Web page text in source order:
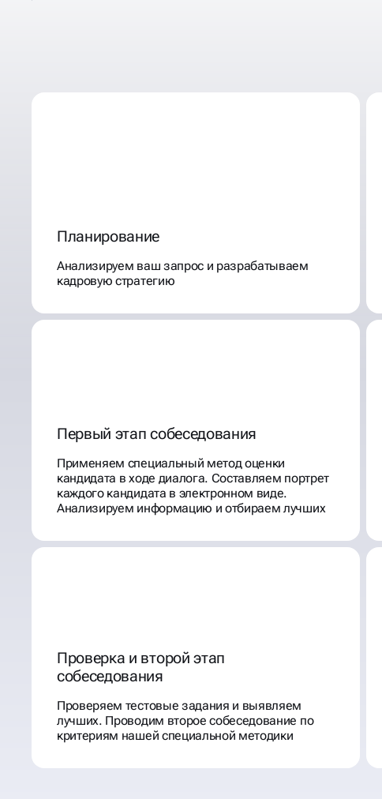
Планирование
Анализируем ваш запрос и разрабатываем
кадровую стратегию
Первый этап собеседования
Применяем специальный метод оценки
кандидата в ходе диалога. Составляем портрет
каждого кандидата в электронном виде.
Анализируем информацию и отбираем лучших
Проверка и второй этап
собеседования
Проверяем тестовые задания и выявляем
лучших. Проводим второе собеседование по
критериям нашей специальной методики